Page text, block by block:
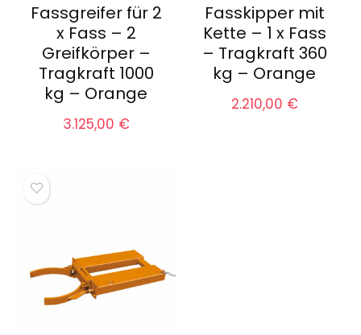
Fassgreifer für 2
x Fass – 2
Greifkörper –
Tragkraft 1000
kg – Orange
3.125,00 €
Fasskipper mit
Kette – 1 x Fass
– Tragkraft 360
kg – Orange
2.210,00 €